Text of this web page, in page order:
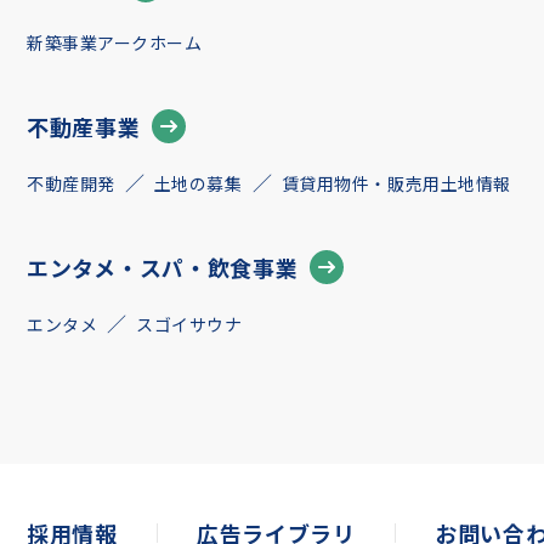
新築事業アークホーム
不動産事業
不動産開発 土地の募集 賃貸用物件・販売用土地情報
エンタメ・スパ・飲食事業
エンタメ スゴイサウナ
採用情報 広告ライブラリ お問い合